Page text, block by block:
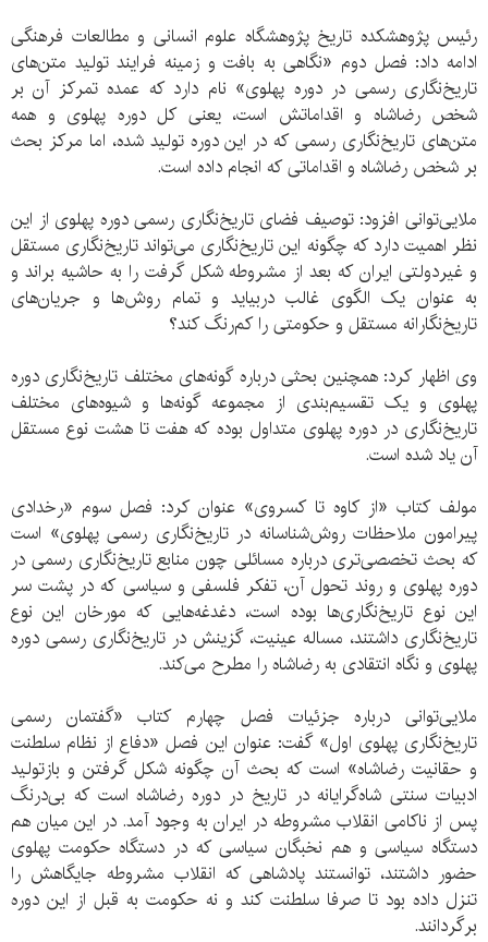
رئیس پژوهشکده تاریخ پژوهشگاه علوم انسانی و مطالعات فرهنگی
ادامه داد: فصل دوم «نگاهی به بافت و زمینه فرایند تولید متن‌های
تاریخ‌نگاری رسمی در دوره پهلوی» نام دارد که عمده تمرکز آن بر
شخص رضاشاه و اقداماتش است، یعنی کل دوره پهلوی و همه
متن‌های تاریخ‌نگاری رسمی که در این دوره تولید شده، اما مرکز بحث
بر شخص رضاشاه و اقداماتی که انجام داده است.
ملایی‌توانی افزود: توصیف فضای تاریخ‌نگاری رسمی دوره پهلوی از این
نظر اهمیت دارد که چگونه این تاریخ‌نگاری می‌تواند تاریخ‌نگاری مستقل
و غیردولتی ایران که بعد از مشروطه شکل گرفت را به حاشیه براند و
به عنوان یک الگوی غالب دربیاید و تمام روش‌ها و جریان‌های
تاریخ‌نگارانه مستقل و حکومتی را کم‌رنگ کند؟
وی اظهار کرد: همچنین بحثی درباره گونه‌های مختلف تاریخ‌نگاری دوره
پهلوی و یک تقسیم‌بندی از مجموعه گونه‌ها و شیوه‌های مختلف
تاریخ‌نگاری در دوره پهلوی متداول بوده که هفت تا هشت نوع مستقل
آن یاد شده است.
مولف کتاب «از کاوه تا کسروی» عنوان کرد: فصل سوم «رخدادی
پیرامون ملاحظات روش‌شناسانه در تاریخ‌نگاری رسمی پهلوی» است
که بحث تخصصی‌تری درباره مسائلی چون منابع تاریخ‌نگاری رسمی در
دوره پهلوی و روند تحول آن، تفکر فلسفی و سیاسی که در پشت سر
این نوع تاریخ‌نگاری‌ها بوده است، دغدغه‌هایی که مورخان این نوع
تاریخ‌نگاری داشتند، مساله عینیت، گزینش در تاریخ‌نگاری رسمی دوره
پهلوی و نگاه انتقادی به رضاشاه را مطرح می‌کند.
ملایی‌توانی درباره جزئیات فصل چهارم کتاب «گفتمان رسمی
تاریخ‌نگاری پهلوی اول» گفت: عنوان این فصل «دفاع از نظام سلطنت
و حقانیت رضاشاه» است که بحث آن چگونه شکل گرفتن و بازتولید
ادبیات سنتی شاه‌گرایانه در تاریخ در دوره رضاشاه است که بی‌درنگ
پس از ناکامی انقلاب مشروطه در ایران به وجود آمد. در این میان هم
دستگاه سیاسی و هم نخبگان سیاسی که در دستگاه حکومت پهلوی
حضور داشتند، توانستند پادشاهی که انقلاب مشروطه جایگاهش را
تنزل داده بود تا صرفا سلطنت کند و نه حکومت به قبل از این دوره
برگردانند.